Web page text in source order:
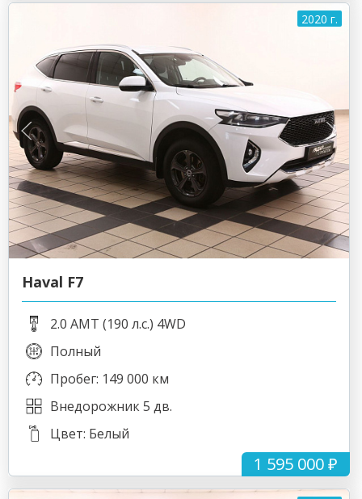
2020 г.
1 595 000 ₽
Haval F7
2.0 AMT (190 л.с.) 4WD
Полный
Пробег: 149 000 км
Внедорожник 5 дв.
Цвет: Белый